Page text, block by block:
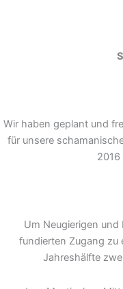
Wir haben geplant und
für unsere
Um Neugierigen
fundierten Zugang zu
Jahreshälfte